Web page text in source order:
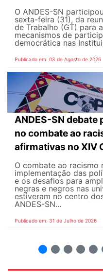
O ANDES-SN
sexta-feira (31), da
de Trabalho (GT) para
mecanismos de
democrática nas
Publicado em: 03 de Agosto de 2026
ANDES-SN
no combate ao
afirmativas no XIV
O combate ao racismo
implementação das
e os desafios para
negras e negros nas
estiveram no centro
ANDES-SN...
Publicado em: 31 de Julho de 2026